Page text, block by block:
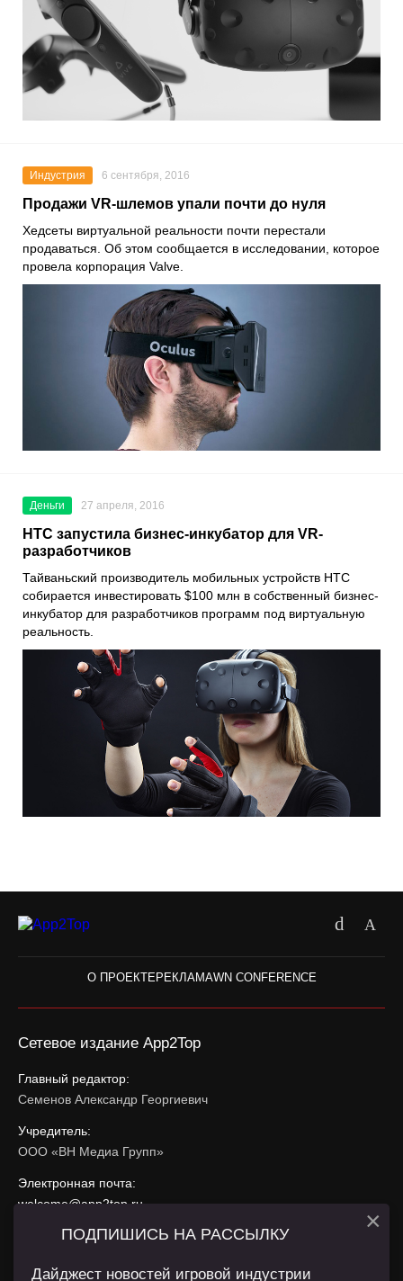
Индустрия 6 сентября, 2016
Продажи VR-шлемов упали почти до нуля
Хедсеты виртуальной реальности почти перестали
продаваться. Об этом сообщается в исследовании, которое
провела корпорация Valve.
Деньги 27 апреля, 2016
HTC запустила бизнес-инкубатор для VR-
разработчиков
Тайваньский производитель мобильных устройств HTC
собирается инвестировать $100 млн в собственный бизнес-
инкубатор для разработчиков программ под виртуальную
реальность.
О ПРОЕКТЕРЕКЛАМАWN CONFERENCE
Сетевое издание App2Top
Главный редактор:
Семенов Александр Георгиевич
Учредитель:
ООО «ВН Медиа Групп»
Электронная почта:
welcome@app2top.ru
При использовании материалов активная ссылка на
ПОДПИШИСЬ НА РАССЫЛКУ
Дайджест новостей игровой индустрии
×